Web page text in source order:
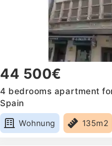
44 500€
4 bedrooms apartment
Spain
Wohnung
135m2